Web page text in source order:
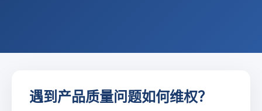
遇到产品质量问题如何维权？